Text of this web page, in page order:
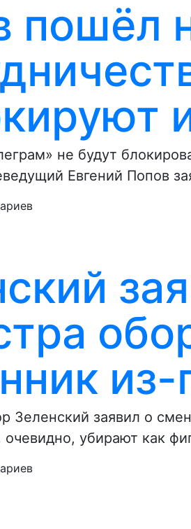
пошёл
не будут
Евгений Попов
Зеленский заявил о
убирают как